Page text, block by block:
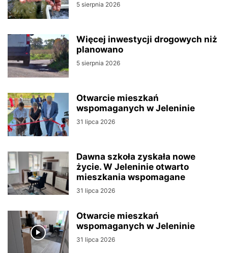
5 sierpnia 2026
Więcej inwestycji drogowych niż
planowano
5 sierpnia 2026
Otwarcie mieszkań
wspomaganych w Jeleninie
31 lipca 2026
Dawna szkoła zyskała nowe
życie. W Jeleninie otwarto
mieszkania wspomagane
31 lipca 2026
Otwarcie mieszkań
wspomaganych w Jeleninie
31 lipca 2026